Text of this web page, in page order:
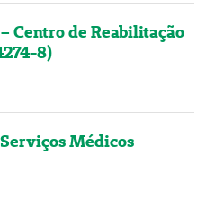
Centro de Reabilitação
8)
Médicos